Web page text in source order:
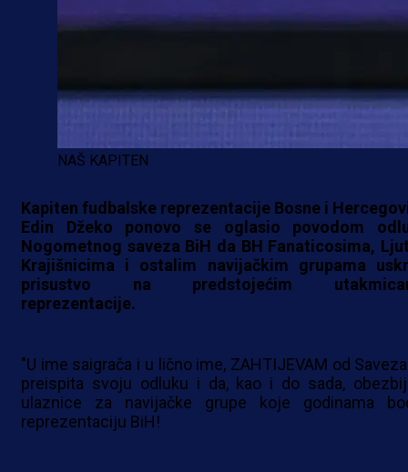
NAŠ KAPITEN
Kapiten fudbalske reprezentacije Bosne i
Edin Džeko ponovo se oglasio povodom
Nogometnog saveza BiH da BH Fanaticosima,
Krajišnicima i ostalim navijačkim grupama
prisustvo na predstojećim
reprezentacije.
"U ime saigrača i u lično ime, ZAHTIJEVAM od
preispita svoju odluku i da, kao i do sada,
ulaznice za navijačke grupe koje godinama
reprezentaciju BiH!